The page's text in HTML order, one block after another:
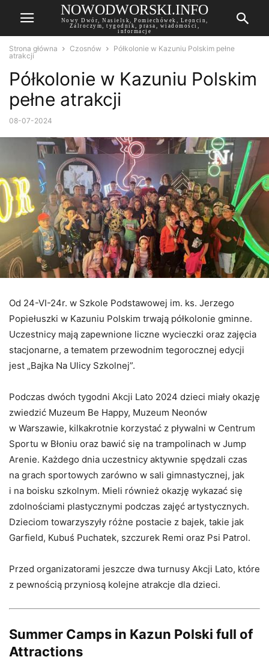
NOWODWORSKI.INFO
Nowy Dwór, Nasielsk, Pomiechówek, Leoncin,
Zalroczym, tygodnik, prasa, wiadomości,
informacje
Strona główna Czosnów
Półkolonie w Kazuniu Polskim pełne
atrakcji
Półkolonie w Kazuniu Polskim
pełne atrakcji
08-07-2024
Od 24-VI-24r. w Szkole Podstawowej im. ks. Jerzego
Popiełuszki w Kazuniu Polskim trwają półkolonie gminne.
Uczestnicy mają zapewnione liczne wycieczki oraz zajęcia
stacjonarne, a tematem przewodnim tegorocznej edycji
jest „Bajka Na Ulicy Szkolnej”.
Podczas dwóch tygodni Akcji Lato 2024 dzieci miały okazję
zwiedzić Muzeum Be Happy, Muzeum Neonów
w Warszawie, kilkakrotnie korzystać z pływalni w Centrum
Sportu w Błoniu oraz bawić się na trampolinach w Jump
Arenie. Każdego dnia uczestnicy aktywnie spędzali czas
na grach sportowych zarówno w sali gimnastycznej, jak
i na boisku szkolnym. Mieli również okazję wykazać się
zdolnościami plastycznymi podczas zajęć artystycznych.
Dzieciom towarzyszyły różne postacie z bajek, takie jak
Garfield, Kubuś Puchatek, szczurek Remi oraz Psi Patrol.
Przed organizatorami jeszcze dwa turnusy Akcji Lato, które
z pewnością przyniosą kolejne atrakcje dla dzieci.
Summer Camps in Kazun Polski full of
Attractions